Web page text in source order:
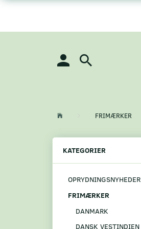
FRIMÆRKER
KATEGORIER
OPRYDNINGSNYHEDER
FRIMÆRKER
DANMARK
DANSK VESTINDIEN